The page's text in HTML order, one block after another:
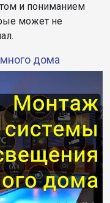
и пониманием
может не
дома